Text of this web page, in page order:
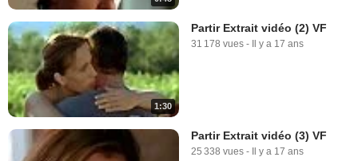
1:30
Partir Extrait vidéo (2) VF
31 178 vues - Il y a 17 ans
Partir Extrait vidéo (3) VF
25 338 vues - Il y a 17 ans